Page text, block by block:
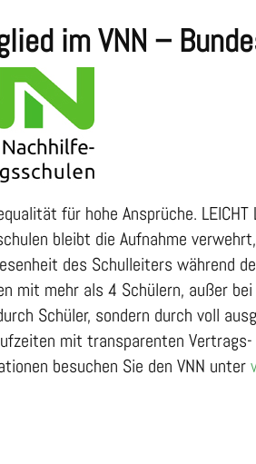
im VNN –
für hohe Ansprüche.
bleibt die Aufnahme
des Schulleiters während
mit mehr als 4 Schülern, außer
Schüler, sondern durch voll
mit transparenten Vertrags-
besuchen Sie den VNN unter